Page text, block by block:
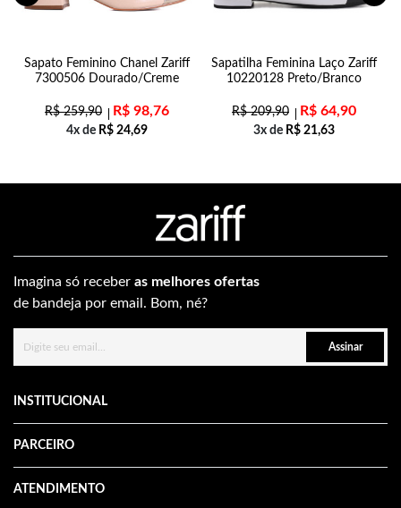
Sapato Feminino Chanel Zariff
7300506 Dourado/Creme
R$259,90 R$ 98,76
4x de R$ 24,69
Sapatilha Feminina Laço Zariff
10220128 Preto/Branco
R$209,90 R$ 64,90
3x de R$ 21,63
Imagina só receber as melhores ofertas
de bandeja por email. Bom, né?
Assinar
INSTITUCIONAL
PARCEIRO
ATENDIMENTO